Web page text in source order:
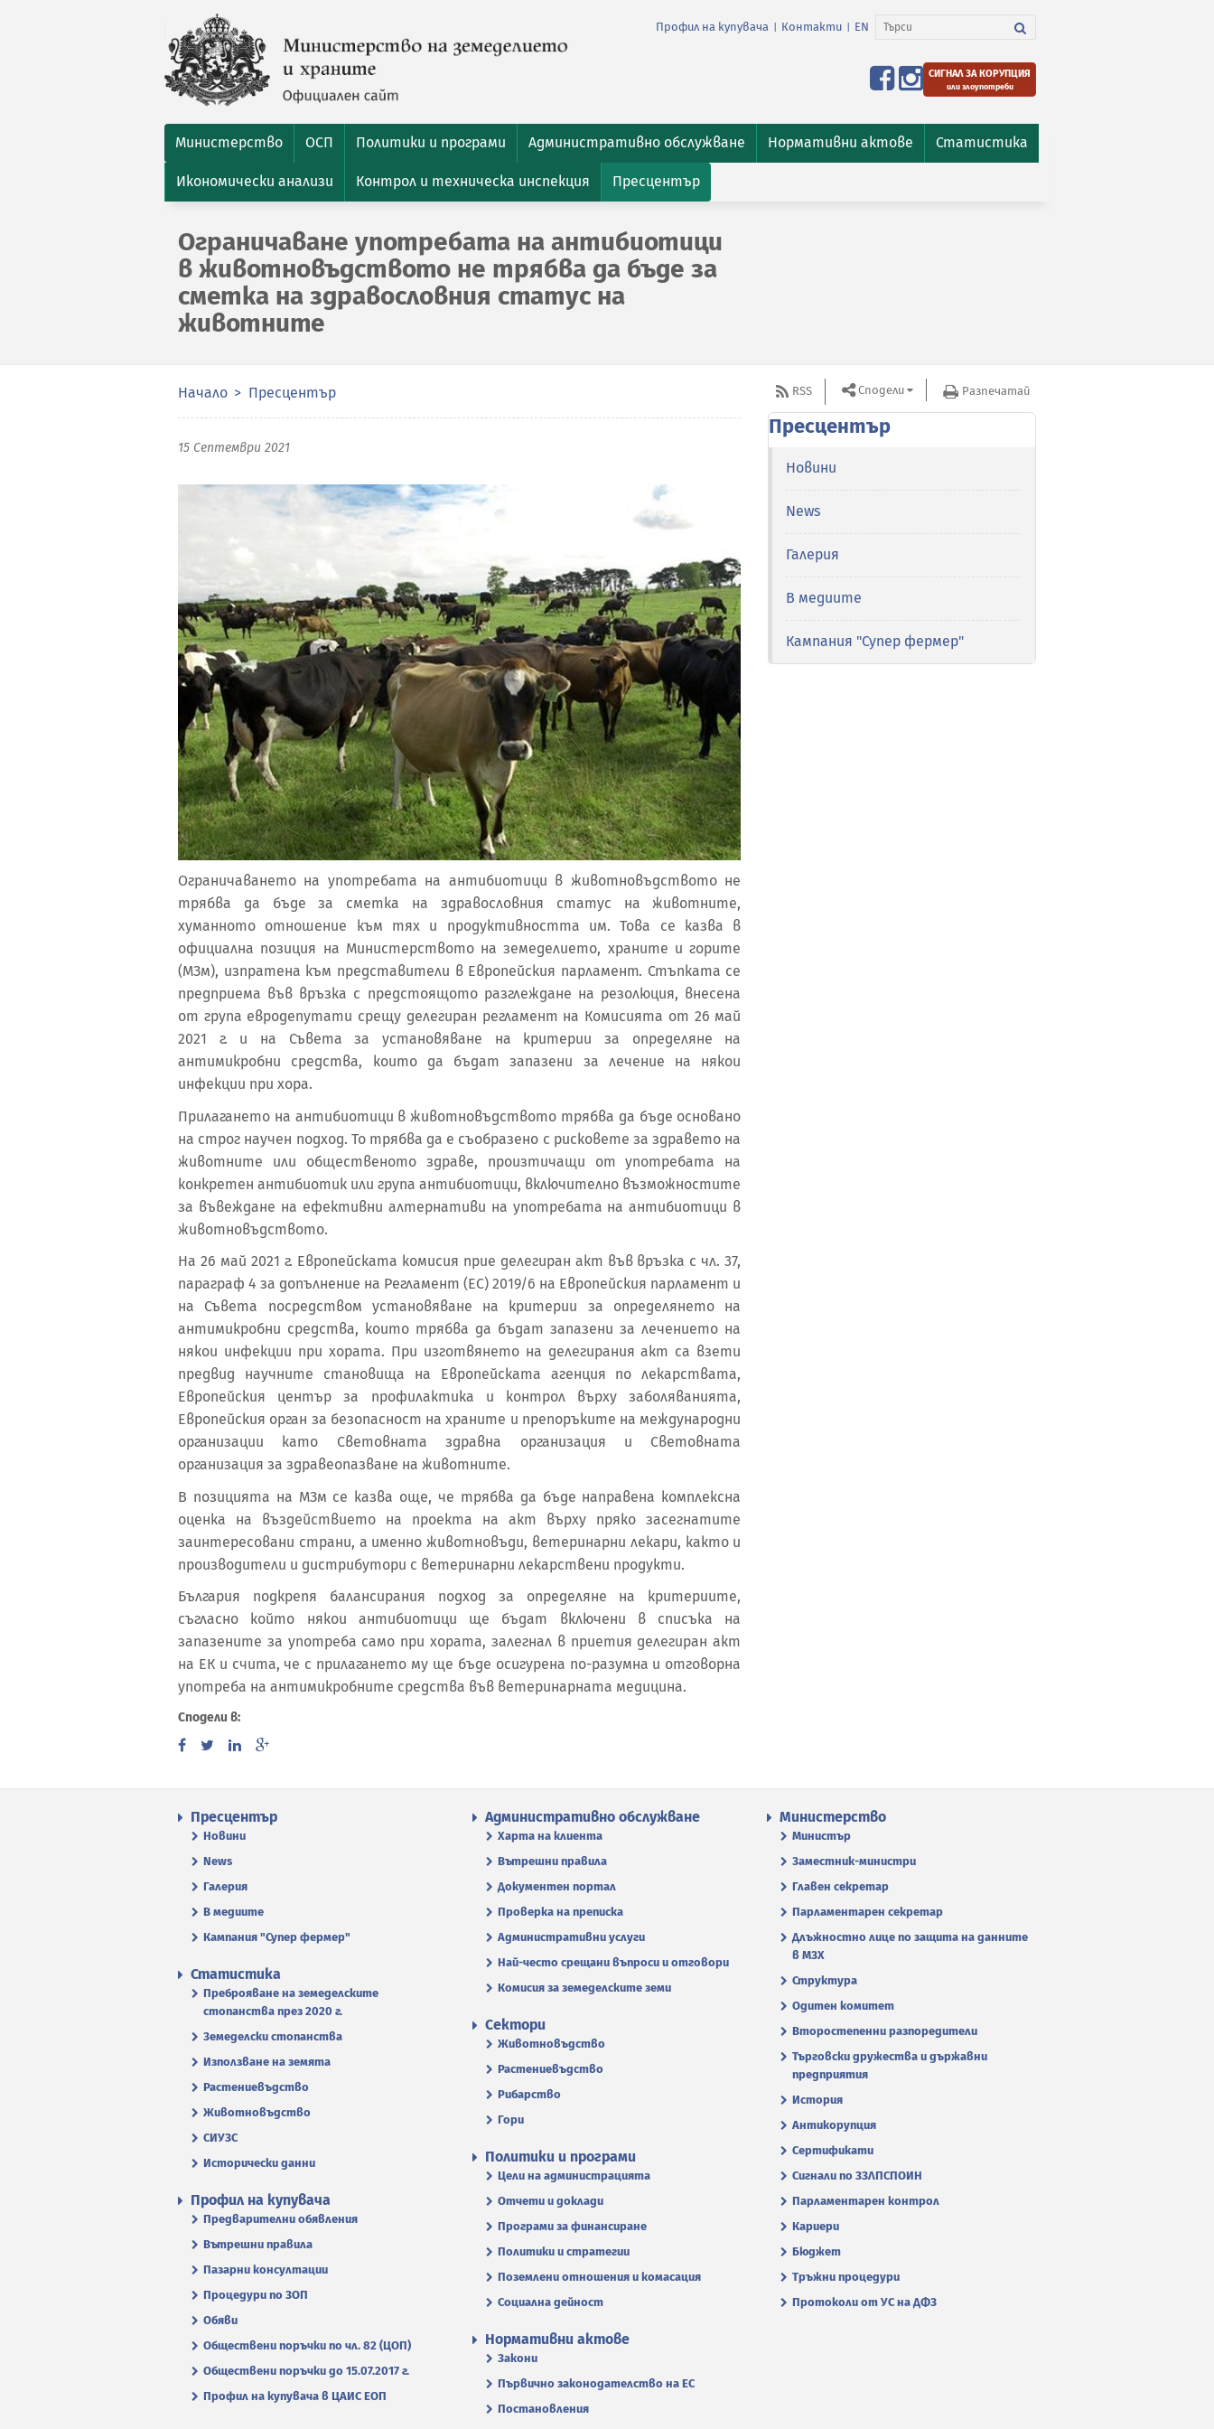
Профил на купувача Контакти EN
СИГНАЛ ЗА КОРУПЦИЯ
или злоупотреби
Министерство ОСП Политики и програми Административно обслужване Нормативни актове Статистика
Икономически анализи Контрол и техническа инспекция Пресцентър
Ограничаване употребата на антибиотици
в животновъдството не трябва да бъде за
сметка на здравословния статус на
животните
Начало Пресцентър
15 Септември 2021
Ограничаването на употребата на антибиотици в животновъдството не
трябва да бъде за сметка на здравословния статус на животните,
хуманното отношение към тях и продуктивността им. Това се казва в
официална позиция на Министерството на земеделието, храните и горите
(МЗм), изпратена към представители в Европейския парламент. Стъпката се
предприема във връзка с предстоящото разглеждане на резолюция, внесена
от група евродепутати срещу делегиран регламент на Комисията от 26 май
2021 г. и на Съвета за установяване на критерии за определяне на
антимикробни средства, които да бъдат запазени за лечение на някои
инфекции при хора.
Прилагането на антибиотици в животновъдството трябва да бъде основано
на строг научен подход. То трябва да е съобразено с рисковете за здравето на
животните или общественото здраве, произтичащи от употребата на
конкретен антибиотик или група антибиотици, включително възможностите
за въвеждане на ефективни алтернативи на употребата на антибиотици в
животновъдството.
На 26 май 2021 г. Европейската комисия прие делегиран акт във връзка с чл. 37,
параграф 4 за допълнение на Регламент (ЕС) 2019/6 на Европейския парламент и
на Съвета посредством установяване на критерии за определянето на
антимикробни средства, които трябва да бъдат запазени за лечението на
някои инфекции при хората. При изготвянето на делегирания акт са взети
предвид научните становища на Европейската агенция по лекарствата,
Европейския център за профилактика и контрол върху заболяванията,
Европейския орган за безопасност на храните и препоръките на международни
организации като Световната здравна организация и Световната
организация за здравеопазване на животните.
В позицията на МЗм се казва още, че трябва да бъде направена комплексна
оценка на въздействието на проекта на акт върху пряко засегнатите
заинтересовани страни, а именно животновъди, ветеринарни лекари, както и
производители и дистрибутори с ветеринарни лекарствени продукти.
България подкрепя балансирания подход за определяне на критериите,
съгласно който някои антибиотици ще бъдат включени в списъка на
запазените за употреба само при хората, залегнал в приетия делегиран акт
на ЕК и счита, че с прилагането му ще бъде осигурена по-разумна и отговорна
употреба на антимикробните средства във ветеринарната медицина.
Сподели в:
RSS Сподели Разпечатай
Пресцентър
Новини
News
Галерия
В медиите
Кампания "Супер фермер"
Пресцентър
Новини
News
Галерия
В медиите
Кампания "Супер фермер"
Административно обслужване
Харта на клиента
Вътрешни правила
Документен портал
Проверка на преписка
Административни услуги
Най-често срещани въпроси и отговори
Комисия за земеделските земи
Министерство
Министър
Заместник-министри
Главен секретар
Парламентарен секретар
Длъжностно лице по защита на данните
в МЗХ
Структура
Одитен комитет
Второстепенни разпоредители
Търговски дружества и държавни
предприятия
История
Антикорупция
Сертификати
Сигнали по ЗЗЛПСПОИН
Парламентарен контрол
Кариери
Бюджет
Тръжни процедури
Протоколи от УС на ДФЗ
Статистика
Преброяване на земеделските
стопанства през 2020 г.
Земеделски стопанства
Използване на земята
Растениевъдство
Животновъдство
СИУЗС
Исторически данни
Сектори
Животновъдство
Растениевъдство
Рибарство
Гори
Политики и програми
Цели на администрацията
Отчети и доклади
Програми за финансиране
Политики и стратегии
Поземлени отношения и комасация
Социална дейност
Профил на купувача
Предварителни обявления
Вътрешни правила
Пазарни консултации
Процедури по ЗОП
Обяви
Обществени поръчки по чл. 82 (ЦОП)
Обществени поръчки до 15.07.2017 г.
Профил на купувача в ЦАИС ЕОП
Нормативни актове
Закони
Първично законодателство на ЕС
Постановления